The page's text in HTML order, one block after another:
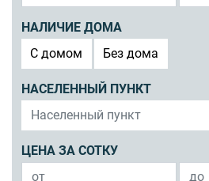
НАЛИЧИЕ ДОМА
C домом
Без дома
НАСЕЛЕННЫЙ ПУНКТ
ЦЕНА ЗА СОТКУ